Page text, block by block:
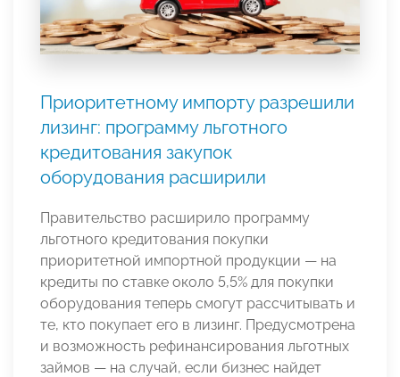
Приоритетному импорту разрешили
лизинг: программу льготного
кредитования закупок
оборудования расширили
Правительство расширило программу
льготного кредитования покупки
приоритетной импортной продукции — на
кредиты по ставке около 5,5% для покупки
оборудования теперь смогут рассчитывать и
те, кто покупает его в лизинг. Предусмотрена
и возможность рефинансирования льготных
займов — на случай, если бизнес найдет